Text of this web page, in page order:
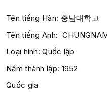
Tên tiếng Hàn: 충남대학교
Tên tiếng Anh:
Loại hình: Quốc lập
Năm thành lập: 1952
Quốc gia